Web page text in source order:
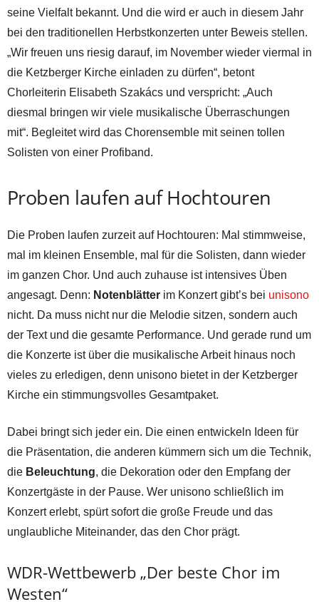
seine Vielfalt bekannt. Und die wird er auch in diesem Jahr
bei den traditionellen Herbstkonzerten unter Beweis stellen.
„Wir freuen uns riesig darauf, im November wieder viermal in
die Ketzberger Kirche einladen zu dürfen“, betont
Chorleiterin Elisabeth Szakács und verspricht: „Auch
diesmal bringen wir viele musikalische Überraschungen
mit“. Begleitet wird das Chorensemble mit seinen tollen
Solisten von einer Profiband.
Proben laufen auf Hochtouren
Die Proben laufen zurzeit auf Hochtouren: Mal stimmweise,
mal im kleinen Ensemble, mal für die Solisten, dann wieder
im ganzen Chor. Und auch zuhause ist intensives Üben
angesagt. Denn: Notenblätter im Konzert gibt’s bei unisono
nicht. Da muss nicht nur die Melodie sitzen, sondern auch
der Text und die gesamte Performance. Und gerade rund um
die Konzerte ist über die musikalische Arbeit hinaus noch
vieles zu erledigen, denn unisono bietet in der Ketzberger
Kirche ein stimmungsvolles Gesamtpaket.
Dabei bringt sich jeder ein. Die einen entwickeln Ideen für
die Präsentation, die anderen kümmern sich um die Technik,
die Beleuchtung, die Dekoration oder den Empfang der
Konzertgäste in der Pause. Wer unisono schließlich im
Konzert erlebt, spürt sofort die große Freude und das
unglaubliche Miteinander, das den Chor prägt.
WDR-Wettbewerb „Der beste Chor im
Westen“